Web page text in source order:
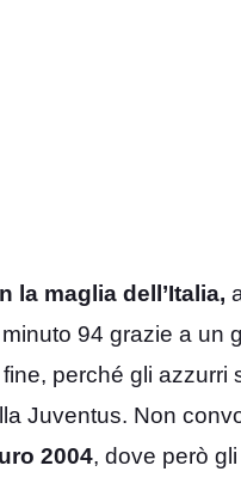
la maglia dell’Italia,
94 grazie a un
perché gli azzurri
Juventus. Non
2004, dove però